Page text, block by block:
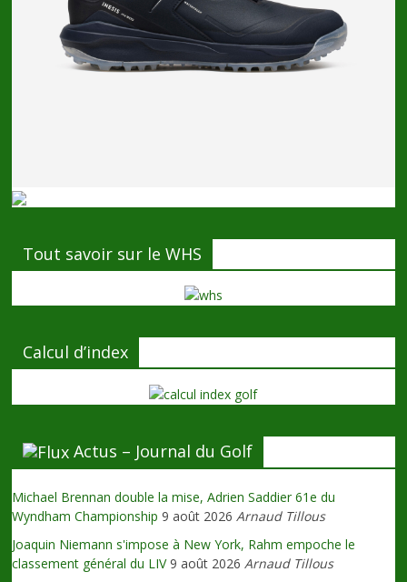
Tout savoir sur le WHS
Calcul d’index
Actus – Journal du Golf
Michael Brennan double la mise, Adrien Saddier 61e du
Wyndham Championship 9 août 2026 Arnaud Tillous
Joaquin Niemann s'impose à New York, Rahm empoche le
classement général du LIV 9 août 2026 Arnaud Tillous